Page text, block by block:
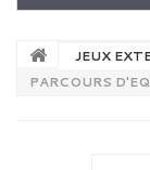
JEUX
PARCOURS